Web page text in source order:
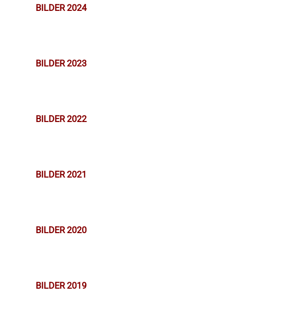
BILDER 2024
BILDER 2023
BILDER 2022
BILDER 2021
BILDER 2020
BILDER 2019